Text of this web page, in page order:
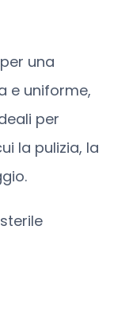
una
e uniforme,
per
la pulizia, la